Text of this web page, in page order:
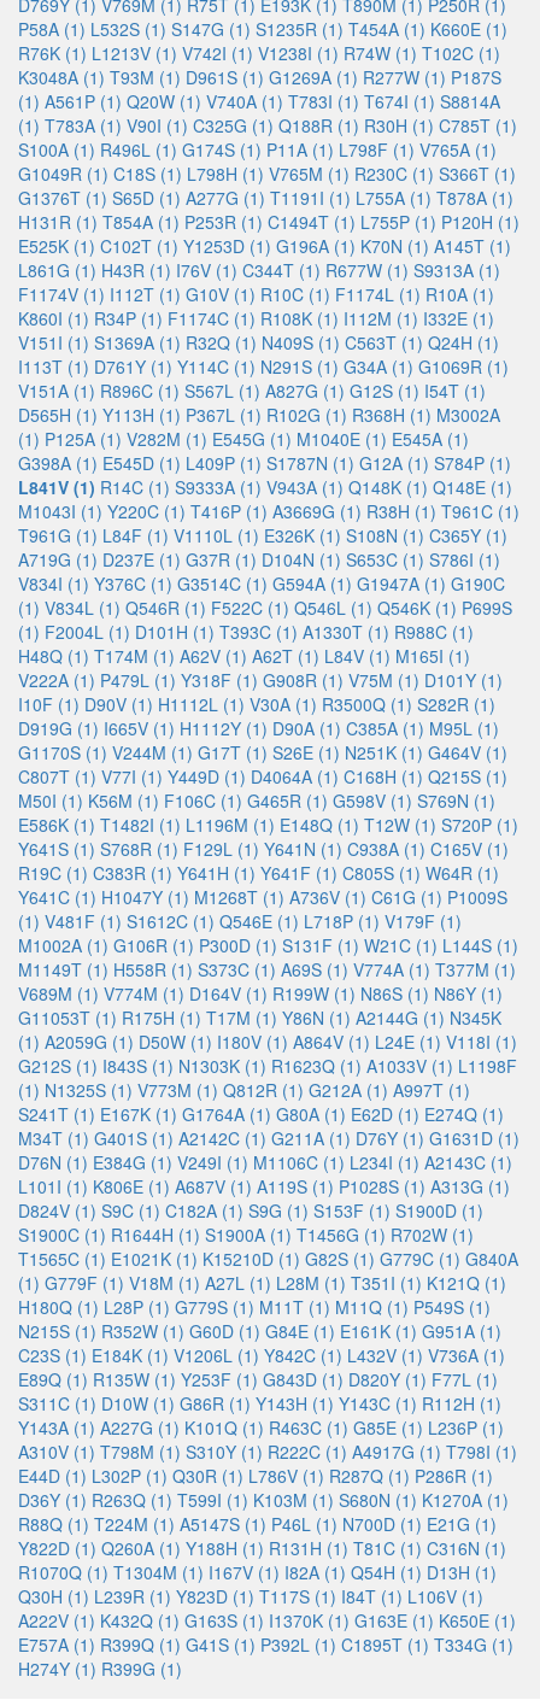
D769Y (1) V769M (1) R75T (1) E193K (1) T890M (1) P250R (1)
P58A (1) L532S (1) S147G (1) S1235R (1) T454A (1) K660E (1)
R76K (1) L1213V (1) V742I (1) V1238I (1) R74W (1) T102C (1)
K3048A (1) T93M (1) D961S (1) G1269A (1) R277W (1) P187S
(1) A561P (1) Q20W (1) V740A (1) T783I (1) T674I (1) S8814A
(1) T783A (1) V90I (1) C325G (1) Q188R (1) R30H (1) C785T (1)
S100A (1) R496L (1) G174S (1) P11A (1) L798F (1) V765A (1)
G1049R (1) C18S (1) L798H (1) V765M (1) R230C (1) S366T (1)
G1376T (1) S65D (1) A277G (1) T1191I (1) L755A (1) T878A (1)
H131R (1) T854A (1) P253R (1) C1494T (1) L755P (1) P120H (1)
E525K (1) C102T (1) Y1253D (1) G196A (1) K70N (1) A145T (1)
L861G (1) H43R (1) I76V (1) C344T (1) R677W (1) S9313A (1)
F1174V (1) I112T (1) G10V (1) R10C (1) F1174L (1) R10A (1)
K860I (1) R34P (1) F1174C (1) R108K (1) I112M (1) I332E (1)
V151I (1) S1369A (1) R32Q (1) N409S (1) C563T (1) Q24H (1)
I113T (1) D761Y (1) Y114C (1) N291S (1) G34A (1) G1069R (1)
V151A (1) R896C (1) S567L (1) A827G (1) G12S (1) I54T (1)
D565H (1) Y113H (1) P367L (1) R102G (1) R368H (1) M3002A
(1) P125A (1) V282M (1) E545G (1) M1040E (1) E545A (1)
G398A (1) E545D (1) L409P (1) S1787N (1) G12A (1) S784P (1)
L841V (1) R14C (1) S9333A (1) V943A (1) Q148K (1) Q148E (1)
M1043I (1) Y220C (1) T416P (1) A3669G (1) R38H (1) T961C (1)
T961G (1) L84F (1) V1110L (1) E326K (1) S108N (1) C365Y (1)
A719G (1) D237E (1) G37R (1) D104N (1) S653C (1) S786I (1)
V834I (1) Y376C (1) G3514C (1) G594A (1) G1947A (1) G190C
(1) V834L (1) Q546R (1) F522C (1) Q546L (1) Q546K (1) P699S
(1) F2004L (1) D101H (1) T393C (1) A1330T (1) R988C (1)
H48Q (1) T174M (1) A62V (1) A62T (1) L84V (1) M165I (1)
V222A (1) P479L (1) Y318F (1) G908R (1) V75M (1) D101Y (1)
I10F (1) D90V (1) H1112L (1) V30A (1) R3500Q (1) S282R (1)
D919G (1) I665V (1) H1112Y (1) D90A (1) C385A (1) M95L (1)
G1170S (1) V244M (1) G17T (1) S26E (1) N251K (1) G464V (1)
C807T (1) V77I (1) Y449D (1) D4064A (1) C168H (1) Q215S (1)
M50I (1) K56M (1) F106C (1) G465R (1) G598V (1) S769N (1)
E586K (1) T1482I (1) L1196M (1) E148Q (1) T12W (1) S720P (1)
Y641S (1) S768R (1) F129L (1) Y641N (1) C938A (1) C165V (1)
R19C (1) C383R (1) Y641H (1) Y641F (1) C805S (1) W64R (1)
Y641C (1) H1047Y (1) M1268T (1) A736V (1) C61G (1) P1009S
(1) V481F (1) S1612C (1) Q546E (1) L718P (1) V179F (1)
M1002A (1) G106R (1) P300D (1) S131F (1) W21C (1) L144S (1)
M1149T (1) H558R (1) S373C (1) A69S (1) V774A (1) T377M (1)
V689M (1) V774M (1) D164V (1) R199W (1) N86S (1) N86Y (1)
G11053T (1) R175H (1) T17M (1) Y86N (1) A2144G (1) N345K
(1) A2059G (1) D50W (1) I180V (1) A864V (1) L24E (1) V118I (1)
G212S (1) I843S (1) N1303K (1) R1623Q (1) A1033V (1) L1198F
(1) N1325S (1) V773M (1) Q812R (1) G212A (1) A997T (1)
S241T (1) E167K (1) G1764A (1) G80A (1) E62D (1) E274Q (1)
M34T (1) G401S (1) A2142C (1) G211A (1) D76Y (1) G1631D (1)
D76N (1) E384G (1) V249I (1) M1106C (1) L234I (1) A2143C (1)
L101I (1) K806E (1) A687V (1) A119S (1) P1028S (1) A313G (1)
D824V (1) S9C (1) C182A (1) S9G (1) S153F (1) S1900D (1)
S1900C (1) R1644H (1) S1900A (1) T1456G (1) R702W (1)
T1565C (1) E1021K (1) K15210D (1) G82S (1) G779C (1) G840A
(1) G779F (1) V18M (1) A27L (1) L28M (1) T351I (1) K121Q (1)
H180Q (1) L28P (1) G779S (1) M11T (1) M11Q (1) P549S (1)
N215S (1) R352W (1) G60D (1) G84E (1) E161K (1) G951A (1)
C23S (1) E184K (1) V1206L (1) Y842C (1) L432V (1) V736A (1)
E89Q (1) R135W (1) Y253F (1) G843D (1) D820Y (1) F77L (1)
S311C (1) D10W (1) G86R (1) Y143H (1) Y143C (1) R112H (1)
Y143A (1) A227G (1) K101Q (1) R463C (1) G85E (1) L236P (1)
A310V (1) T798M (1) S310Y (1) R222C (1) A4917G (1) T798I (1)
E44D (1) L302P (1) Q30R (1) L786V (1) R287Q (1) P286R (1)
D36Y (1) R263Q (1) T599I (1) K103M (1) S680N (1) K1270A (1)
R88Q (1) T224M (1) A5147S (1) P46L (1) N700D (1) E21G (1)
Y822D (1) Q260A (1) Y188H (1) R131H (1) T81C (1) C316N (1)
R1070Q (1) T1304M (1) I167V (1) I82A (1) Q54H (1) D13H (1)
Q30H (1) L239R (1) Y823D (1) T117S (1) I84T (1) L106V (1)
A222V (1) K432Q (1) G163S (1) I1370K (1) G163E (1) K650E (1)
E757A (1) R399Q (1) G41S (1) P392L (1) C1895T (1) T334G (1)
H274Y (1) R399G (1)